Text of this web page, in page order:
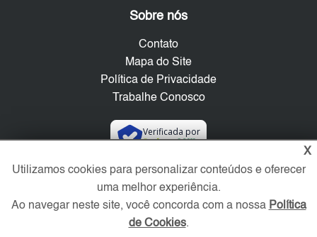
Sobre nós
Contato
Mapa do Site
Política de Privacidade
Trabalhe Conosco
Verificada por
Redes Sociais
X
Utilizamos cookies para personalizar conteúdos e oferecer
uma melhor experiência.
Ao navegar neste site, você concorda com a nossa Política
de Cookies.